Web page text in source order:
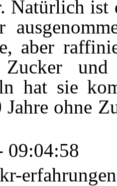
Natürlich ist
aber
Zucker
hat sie
ohne
09:04:58